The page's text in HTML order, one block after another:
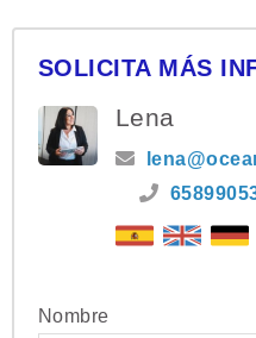
SOLICITA MÁS
Lena
Nombre